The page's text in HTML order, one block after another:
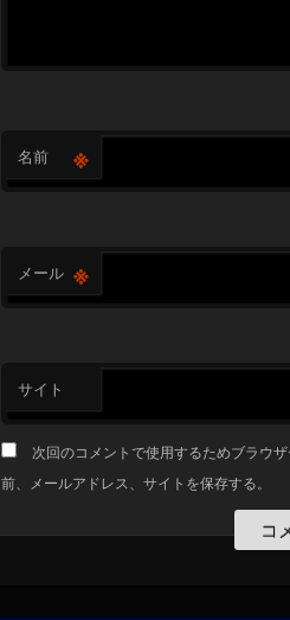
名前 ※
メール ※
サイト
次回のコメントで使用するためブラウ
前、メールアドレス、サイトを保存する。